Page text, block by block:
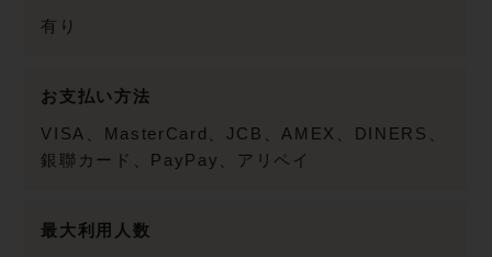
有り
お支払い方法
VISA、MasterCard、JCB、AMEX、DINERS、
銀聯カード、PayPay、アリペイ
最大利用人数